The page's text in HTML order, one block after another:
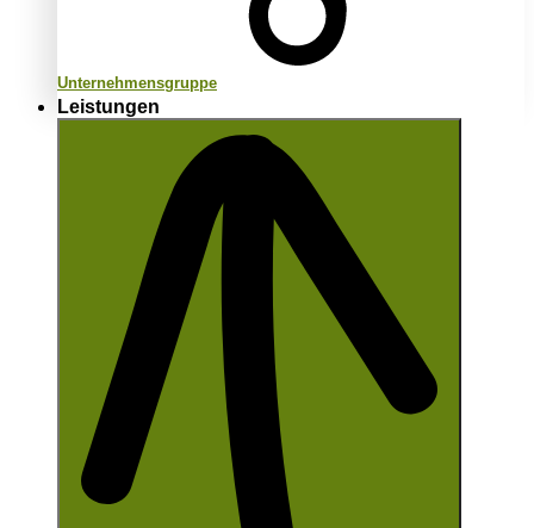
Unternehmensgruppe
Leistungen